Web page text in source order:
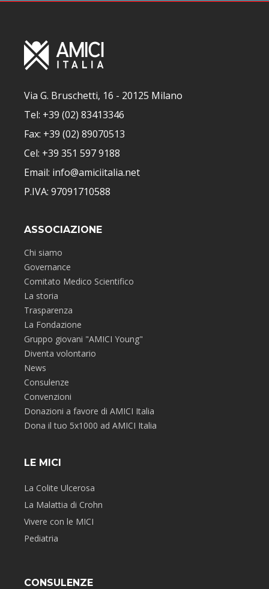
Via G. Bruschetti, 16 - 20125 Milano
Tel: +39 (02) 83413346
Fax: +39 (02) 89070513
Cel: +39 351 597 9188
Email: info@amiciitalia.net
P.IVA: 97091710588
ASSOCIAZIONE
Chi siamo
Governance
Comitato Medico Scientifico
La storia
Trasparenza
La Fondazione
Gruppo giovani "AMICI Young"
Diventa volontario
News
Consulenze
Convenzioni
Donazioni a favore di AMICI Italia
Dona il tuo 5x1000 ad AMICI Italia
LE MICI
La Colite Ulcerosa
La Malattia di Crohn
Vivere con le MICI
Pediatria
CONSULENZE